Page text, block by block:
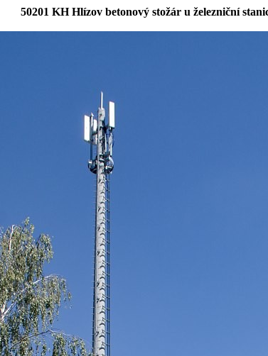
50201 KH Hlízov betonový stožár u železniční